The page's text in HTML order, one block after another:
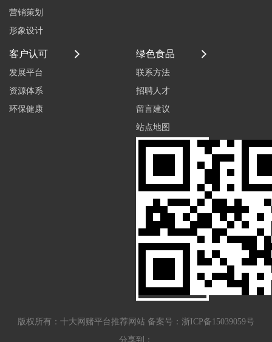
营销策划
形象设计
客户认可
发展平台
资源体系
环保健康
绿色食品
联系方法
招聘人才
留言建议
站点地图
版权所有： 十大网赌平台推荐网站 备案号：浙ICP备15039059号
分享到：